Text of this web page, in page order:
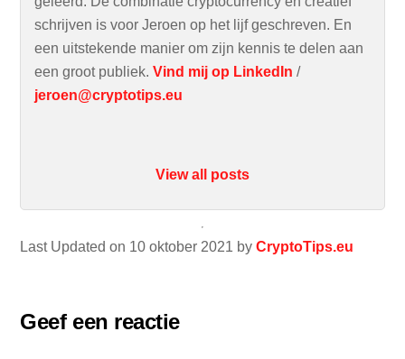
Last Updated on 10 oktober 2021 byCryptoTips.eu
schrijven is voor Jeroen op het lijf geschreven. En
een uitstekende manier om zijn kennis te delen aan
een groot publiek.Vind mij op LinkedIn /
jeroen@cryptotips.eu
View all posts
Geef een reactie